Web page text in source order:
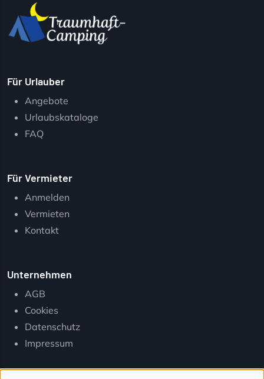
Für Urlauber
Angebote
Urlaubskataloge
FAQ
Für Vermieter
Anmelden
Vermieten
Kontakt
Unternehmen
AGB
Cookies
Datenschutz
Impressum